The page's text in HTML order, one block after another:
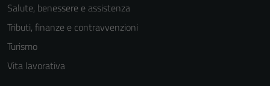
Salute, benessere e assistenza
Tributi, finanze e contravvenzioni
Turismo
Vita lavorativa